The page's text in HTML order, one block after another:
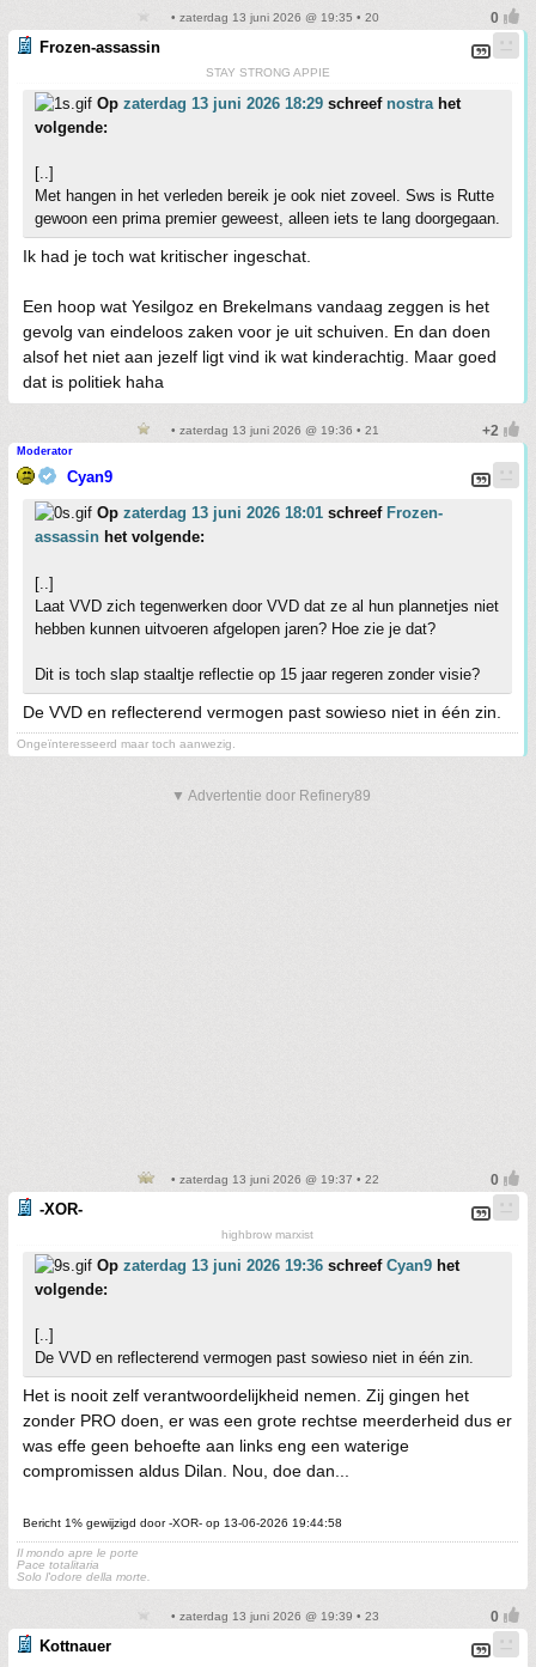
• zaterdag 13 juni 2026 @ 19:35 • 20
Frozen-assassin
STAY STRONG APPIE
Op zaterdag 13 juni 2026 18:29 schreef nostra het
volgende:
[..]
Met hangen in het verleden bereik je ook niet zoveel. Sws is Rutte
gewoon een prima premier geweest, alleen iets te lang doorgegaan.
Ik had je toch wat kritischer ingeschat.
Een hoop wat Yesilgoz en Brekelmans vandaag zeggen is het
gevolg van eindeloos zaken voor je uit schuiven. En dan doen
alsof het niet aan jezelf ligt vind ik wat kinderachtig. Maar goed
dat is politiek haha
• zaterdag 13 juni 2026 @ 19:36 • 21
Moderator
Cyan9
Op zaterdag 13 juni 2026 18:01 schreef Frozen-
assassin het volgende:
[..]
Laat VVD zich tegenwerken door VVD dat ze al hun plannetjes niet
hebben kunnen uitvoeren afgelopen jaren? Hoe zie je dat?
Dit is toch slap staaltje reflectie op 15 jaar regeren zonder visie?
De VVD en reflecterend vermogen past sowieso niet in één zin.
Ongeïnteresseerd maar toch aanwezig.
▼ Advertentie door Refinery89
• zaterdag 13 juni 2026 @ 19:37 • 22
-XOR-
highbrow marxist
Op zaterdag 13 juni 2026 19:36 schreef Cyan9 het
volgende:
[..]
De VVD en reflecterend vermogen past sowieso niet in één zin.
Het is nooit zelf verantwoordelijkheid nemen. Zij gingen het
zonder PRO doen, er was een grote rechtse meerderheid dus er
was effe geen behoefte aan links eng een waterige
compromissen aldus Dilan. Nou, doe dan...
Bericht 1% gewijzigd door -XOR- op 13-06-2026 19:44:58
Il mondo apre le porte
Pace totalitaria
Solo l'odore della morte.
• zaterdag 13 juni 2026 @ 19:39 • 23
Kottnauer